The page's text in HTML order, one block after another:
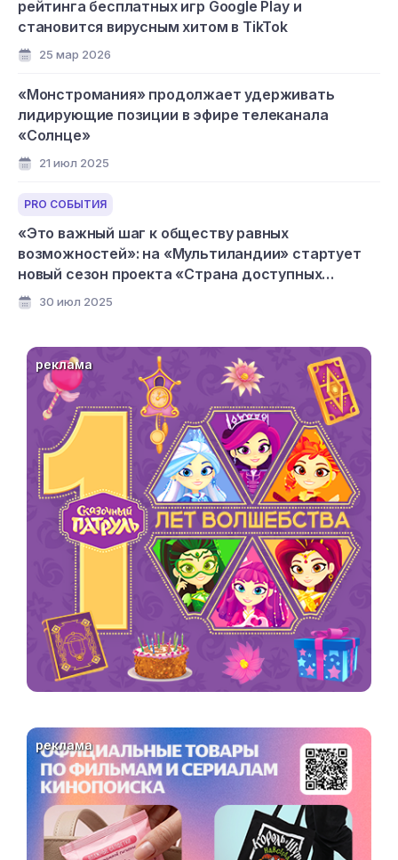
рейтинга бесплатных игр Google Play и
становится вирусным хитом в TikTok
25 мар 2026
«Монстромания» продолжает удерживать
лидирующие позиции в эфире телеканала
«Солнце»
21 июл 2025
PRO СОБЫТИЯ
«Это важный шаг к обществу равных
возможностей»: на «Мультиландии» стартует
новый сезон проекта «Страна доступных
мультфильмов»
30 июл 2025
реклама
реклама